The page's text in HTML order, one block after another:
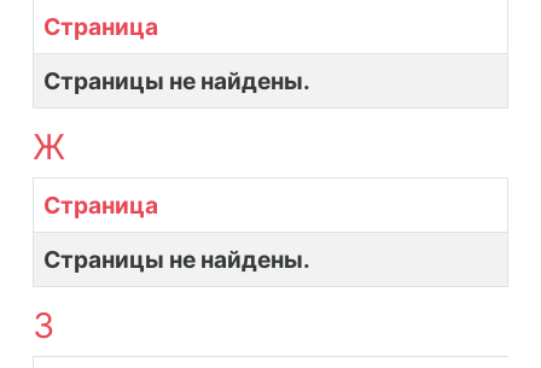
Страница
Страницы не найдены.
Ж
Страница
Страницы не найдены.
З